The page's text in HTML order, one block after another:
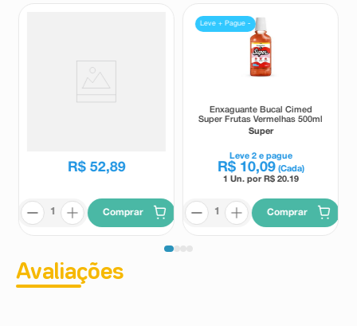
R$ 52,89
Comprar
Leve + Pague -
Enxaguante Bucal Cimed
Super Frutas Vermelhas 500ml
Super
Leve 2e pague
R$ 10,09 (Cada)
1 Un. por R$ 20.19
Comprar
Avaliações